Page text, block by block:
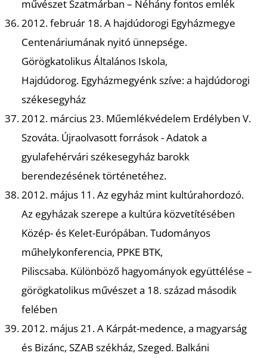
művészet Szatmárban – Néhány fontos emlék
2012. február 18. A hajdúdorogi Egyházmegye
Centenáriumának nyitó ünnepsége.
Görögkatolikus Általános Iskola,
Hajdúdorog. Egyházmegyénk szíve: a hajdúdorogi
székesegyház
2012. március 23. Műemlékvédelem Erdélyben V.
Szováta. Újraolvasott források - Adatok a
gyulafehérvári székesegyház barokk
berendezésének történetéhez.
2012. május 11. Az egyház mint kultúrahordozó.
Az egyházak szerepe a kultúra közvetítésében
Közép- és Kelet-Európában. Tudományos
műhelykonferencia, PPKE BTK,
Piliscsaba. Különböző hagyományok együttélése –
görögkatolikus művészet a 18. század második
felében
2012. május 21. A Kárpát-medence, a magyarság
és Bizánc, SZAB székház, Szeged. Balkáni